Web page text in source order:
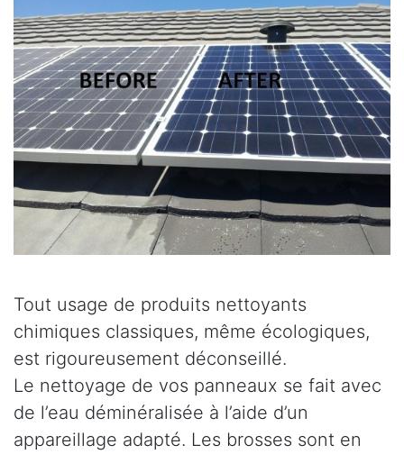
Tout usage de produits nettoyants
chimiques classiques, même écologiques,
est rigoureusement déconseillé.
Le nettoyage de vos panneaux se fait avec
de l’eau déminéralisée à l’aide d’un
appareillage adapté. Les brosses sont en